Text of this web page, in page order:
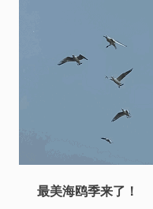
最美海鸥季来了！